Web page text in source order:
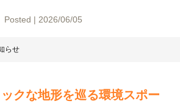
Posted | 2026/06/05
らせ
クな地形を巡る環境スポー